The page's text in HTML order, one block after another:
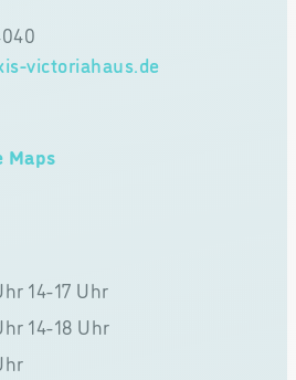
victoriahaus.de
Maps
14-17 Uhr
14-18 Uhr